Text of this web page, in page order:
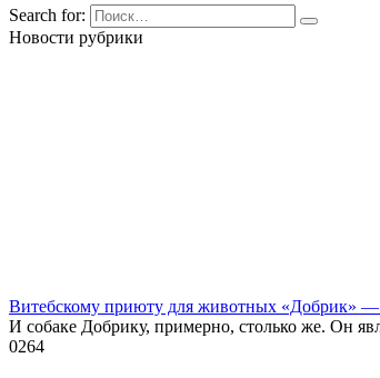
Search for:
Новости рубрики
Витебскому приюту для животных «Добрик» —
И собаке Добрику, примерно, столько же. Он
0264